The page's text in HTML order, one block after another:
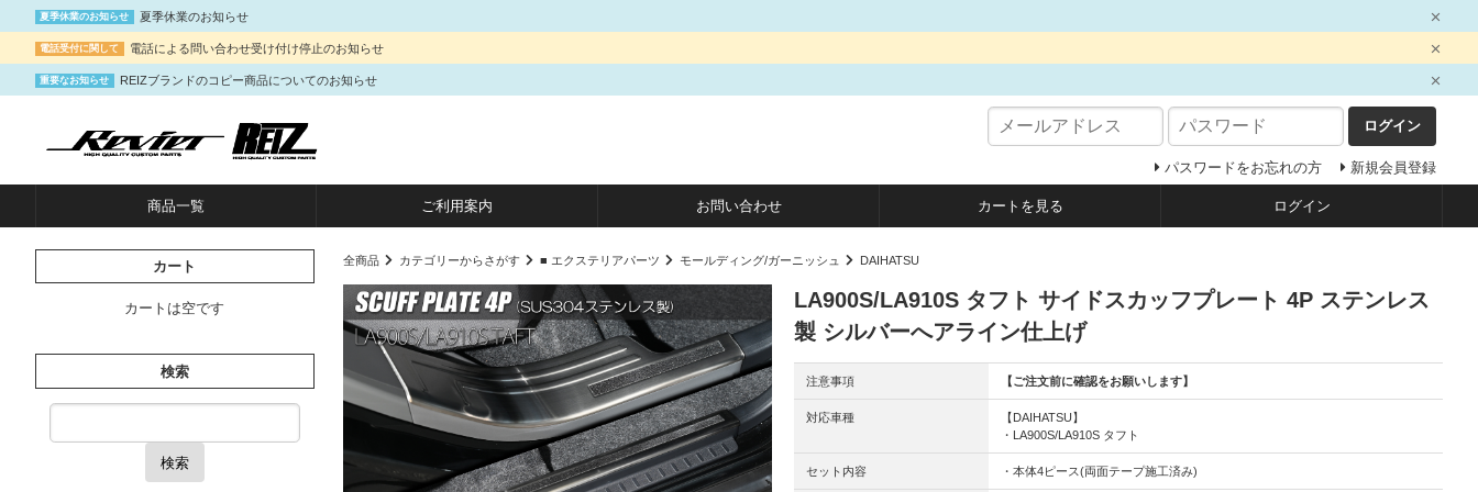
夏季休業のお知らせ 夏季休業のお知らせ
電話受付に関して 電話による問い合わせ受け付け停止のお知らせ
重要なお知らせ REIZブランドのコピー商品についてのお知らせ
ログイン
パスワードをお忘れの方 新規会員登録
商品一覧 ご利用案内 お問い合わせ カートを見る ログイン
全商品 カテゴリーからさがす ■ エクステリアパーツ モールディング/ガーニッシュ DAIHATSU
LA900S/LA910S タフト サイドスカッフプレート 4P ステンレス
製 シルバーへアライン仕上げ
注意事項 【ご注文前に確認をお願いします】
対応車種
【DAIHATSU】
・LA900S/LA910S タフト
セット内容 ・本体4ピース(両面テープ施工済み)
カート
カートは空です
検索
検索